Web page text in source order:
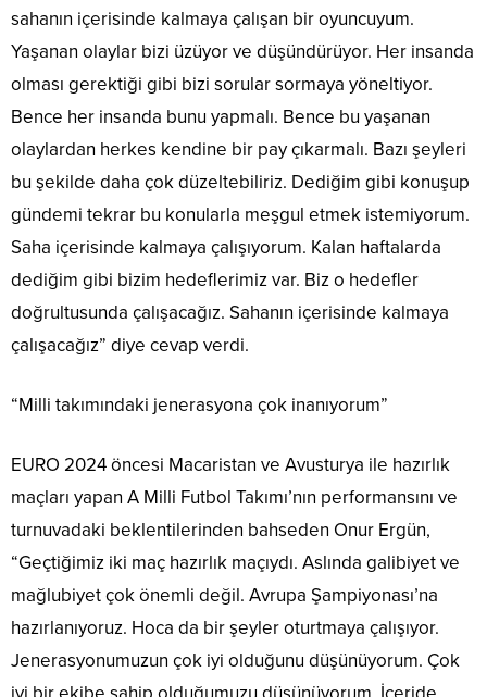
sahanın içerisinde kalmaya çalışan bir oyuncuyum.
Yaşanan olaylar bizi üzüyor ve düşündürüyor. Her insanda
olması gerektiği gibi bizi sorular sormaya yöneltiyor.
Bence her insanda bunu yapmalı. Bence bu yaşanan
olaylardan herkes kendine bir pay çıkarmalı. Bazı şeyleri
bu şekilde daha çok düzeltebiliriz. Dediğim gibi konuşup
gündemi tekrar bu konularla meşgul etmek istemiyorum.
Saha içerisinde kalmaya çalışıyorum. Kalan haftalarda
dediğim gibi bizim hedeflerimiz var. Biz o hedefler
doğrultusunda çalışacağız. Sahanın içerisinde kalmaya
çalışacağız” diye cevap verdi.
“Milli takımındaki jenerasyona çok inanıyorum”
EURO 2024 öncesi Macaristan ve Avusturya ile hazırlık
maçları yapan A Milli Futbol Takımı’nın performansını ve
turnuvadaki beklentilerinden bahseden Onur Ergün,
“Geçtiğimiz iki maç hazırlık maçıydı. Aslında galibiyet ve
mağlubiyet çok önemli değil. Avrupa Şampiyonası’na
hazırlanıyoruz. Hoca da bir şeyler oturtmaya çalışıyor.
Jenerasyonumuzun çok iyi olduğunu düşünüyorum. Çok